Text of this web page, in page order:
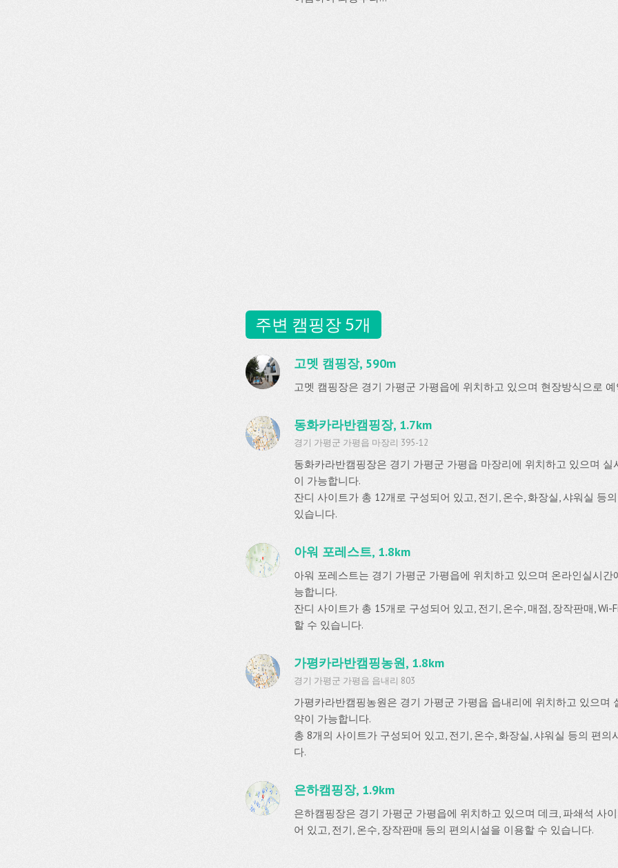
주변 캠핑장 5개
고멧 캠핑장, 590m
고멧 캠핑장은 경기 가평군 가평읍에 위치하고 있으며 현장방식으로
동화카라반캠핑장, 1.7km
경기 가평군 가평읍 마장리 395-12
동화카라반캠핑장은 경기 가평군 가평읍 마장리에 위치하고 있으며
이 가능합니다.
잔디 사이트가 총 12개로 구성되어 있고, 전기, 온수, 화장실, 샤워실 등
있습니다.
아워 포레스트, 1.8km
아워 포레스트는 경기 가평군 가평읍에 위치하고 있으며 온라인실시
능합니다.
잔디 사이트가 총 15개로 구성되어 있고, 전기, 온수, 매점, 장작판매,
할 수 있습니다.
가평카라반캠핑농원, 1.8km
경기 가평군 가평읍 읍내리 803
가평카라반캠핑농원은 경기 가평군 가평읍 읍내리에 위치하고 있으며
약이 가능합니다.
총 8개의 사이트가 구성되어 있고, 전기, 온수, 화장실, 샤워실 등의 편
다.
은하캠핑장, 1.9km
은하캠핑장은 경기 가평군 가평읍에 위치하고 있으며 데크, 파쇄석 사
어 있고, 전기, 온수, 장작판매 등의 편의시설을 이용할 수 있습니다.